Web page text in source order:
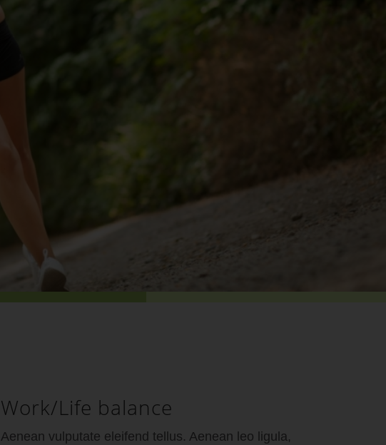
Work/Life balance
Aenean vulputate eleifend tellus. Aenean leo ligula,